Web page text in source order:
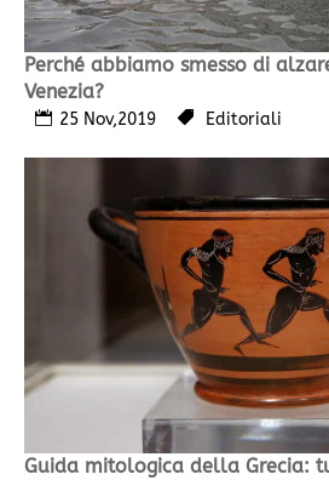
Perché abbiamo smesso di
Venezia?
25 Nov,2019 Editoriali
Guida mitologica della Grecia: